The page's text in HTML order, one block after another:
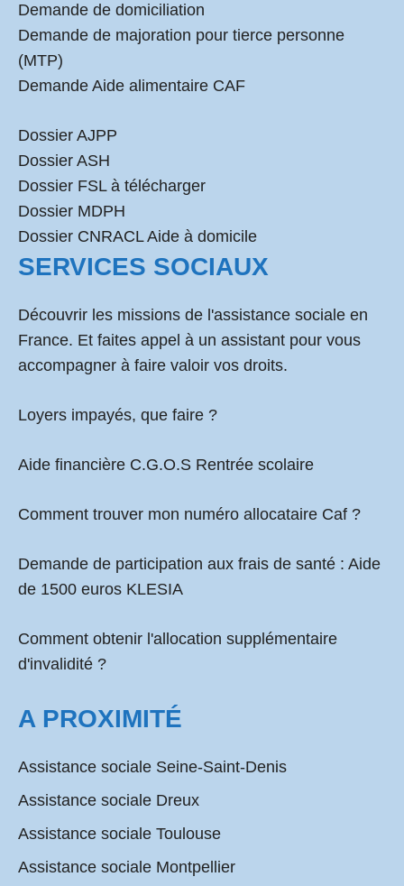
Demande de domiciliation
Demande de majoration pour tierce personne
(MTP)
Demande Aide alimentaire CAF
Dossier AJPP
Dossier ASH
Dossier FSL à télécharger
Dossier MDPH
Dossier CNRACL Aide à domicile
SERVICES SOCIAUX
Découvrir les missions de l'assistance sociale en
France. Et faites appel à un assistant pour vous
accompagner à faire valoir vos droits.
Loyers impayés, que faire ?
Aide financière C.G.O.S Rentrée scolaire
Comment trouver mon numéro allocataire Caf ?
Demande de participation aux frais de santé : Aide
de 1500 euros KLESIA
Comment obtenir l'allocation supplémentaire
d'invalidité ?
A PROXIMITÉ
Assistance sociale Seine-Saint-Denis
Assistance sociale Dreux
Assistance sociale Toulouse
Assistance sociale Montpellier